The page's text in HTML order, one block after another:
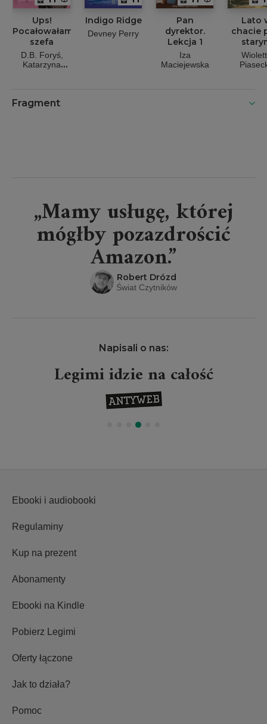
Ups!
Pocałowałam
szefa
D.B. Foryś
Katarzyna
Indigo Ridge
Devney Perry
Pan
dyrektor.
Lekcja 1
Iza
Maciejewska
Lato
chacie
Fragment
„Mamy usługę, której
mógłby pozazdrościć
Amazon.”
Robert Drózd
Świat Czytników
Napisali o nas:
Legimi idzie na całość
Ebooki i audiobooki
Regulaminy
Kup na prezent
Abonamenty
Ebooki na Kindle
Pobierz Legimi
Oferty łączone
Jak to działa?
Pomoc